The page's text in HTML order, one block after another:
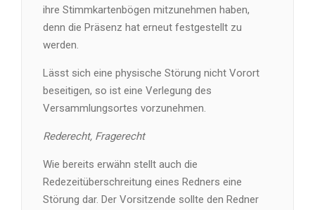
ihre Stimmkartenbögen mitzunehmen haben,
denn die Präsenz hat erneut festgestellt zu
werden.
Lässt sich eine physische Störung nicht Vorort
beseitigen, so ist eine Verlegung des
Versammlungsortes vorzunehmen.
Rederecht, Fragerecht
Wie bereits erwähn stellt auch die
Redezeitüberschreitung eines Redners eine
Störung dar. Der Vorsitzende sollte den Redner